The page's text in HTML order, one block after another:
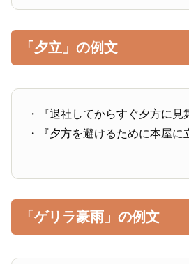
「夕立」の例文
・『退社してからすぐ夕方に見
・『夕方を避けるために本屋に
「ゲリラ豪雨」の例文